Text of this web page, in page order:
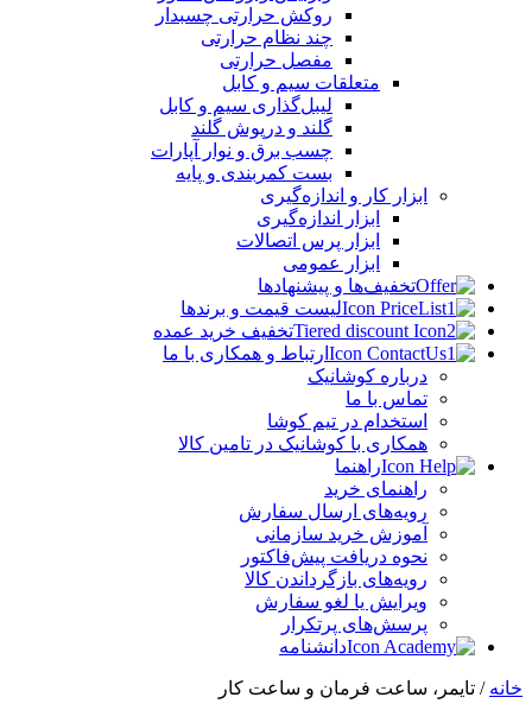
روکش حرارتی چسبدار
چند نظام حرارتی
مفصل حرارتی
متعلقات سیم و کابل
لیبل‌گذاری سیم و کابل
گلند و درپوش گلند
چسب برق و نوار آپارات
بست کمربندی و پایه
ابزار کار و اندازه‌گیری
ابزار اندازه‌گیری
ابزار پرس اتصالات
ابزار عمومی
تخفیف‌ها و پیشنهادها
لیست قیمت و برندها
تخفیف خرید عمده
ارتباط و همکاری با ما
درباره کوشانیک
تماس با ما
استخدام در تیم کوشا
همکاری با کوشانیک در تامین کالا
راهنما
راهنمای خرید
رویه‌های ارسال سفارش
آموزش خرید سازمانی
نحوه دریافت پیش‌فاکتور
رویه‌های بازگرداندن کالا
ویرایش یا لغو سفارش
پرسش‌های پرتکرار
دانشنامه
خانه / تایمر، ساعت فرمان و ساعت کار